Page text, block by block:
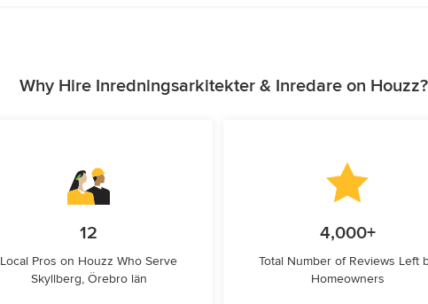
Why Hire Inredningsarkitekter & Inredare on Houzz?
12
Local Pros on Houzz Who Serve
Skyllberg, Örebro län
4,000+
Total Number of Reviews Left
Homeowners